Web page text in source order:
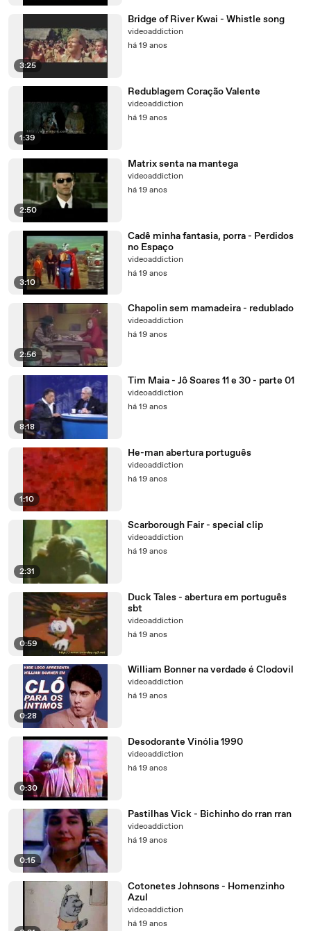
3:25
Bridge of River Kwai - Whistle song
videoaddiction
há 19 anos
1:39
Redublagem Coração Valente
videoaddiction
há 19 anos
2:50
Matrix senta na mantega
videoaddiction
há 19 anos
3:10
Cadê minha fantasia, porra - Perdidos
no Espaço
videoaddiction
há 19 anos
2:56
Chapolin sem mamadeira - redublado
videoaddiction
há 19 anos
8:18
Tim Maia - Jô Soares 11 e 30 - parte 01
videoaddiction
há 19 anos
1:10
He-man abertura português
videoaddiction
há 19 anos
2:31
Scarborough Fair - special clip
videoaddiction
há 19 anos
0:59
Duck Tales - abertura em português
sbt
videoaddiction
há 19 anos
0:28
William Bonner na verdade é Clodovil
videoaddiction
há 19 anos
0:30
Desodorante Vinólia 1990
videoaddiction
há 19 anos
0:15
Pastilhas Vick - Bichinho do rran rran
videoaddiction
há 19 anos
Cotonetes Johnsons - Homenzinho
Azul
videoaddiction
há 19 anos